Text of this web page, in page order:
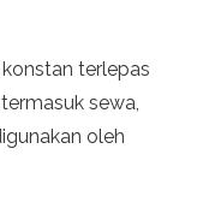
terlepas
sewa,
oleh